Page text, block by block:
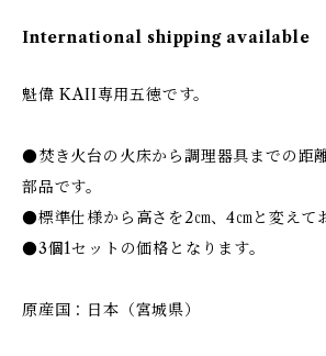
International shipping available
魁偉 KAII専用五徳です。
●焚き火台の火床から調理器具までの距
部品です。
●標準仕様から高さを2㎝、4㎝と変えて
●3個1セットの価格となります。
原産国：日本（宮城県）